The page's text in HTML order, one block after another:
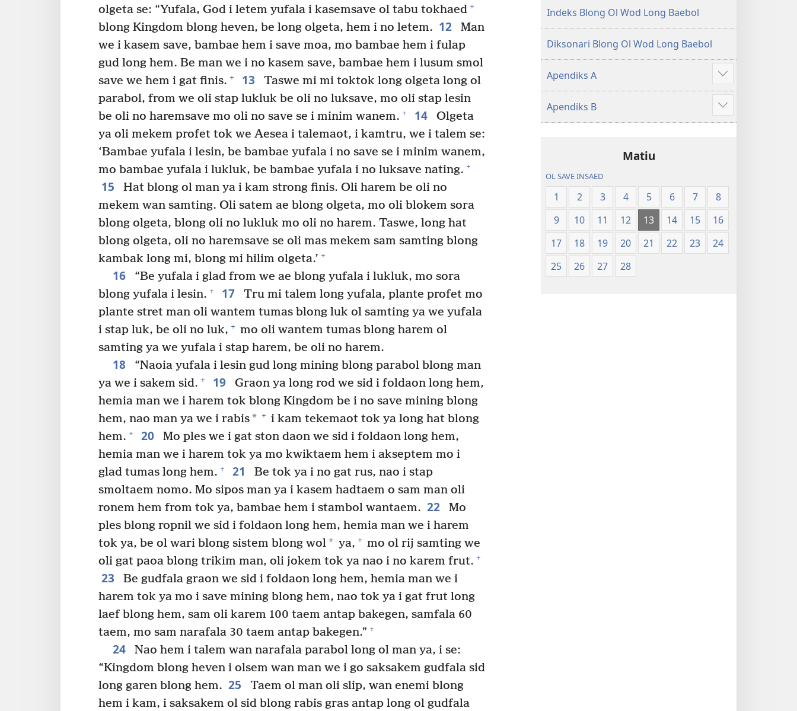
olgeta se: “Yufala, God i letem yufala i kasemsave ol tabu tokhaed +
blong Kingdom blong heven, be long olgeta, hem i no letem. 12
Man
we i kasem save, bambae hem i save moa, mo bambae hem i fulap
gud long hem. Be man we i no kasem save, bambae hem i lusum smol
save we hem i gat finis. + 13
Taswe mi mi toktok long olgeta long ol
parabol, from we oli stap lukluk be oli no luksave, mo oli stap lesin
be oli no haremsave mo oli no save se i minim wanem. + 14
Olgeta
ya oli mekem profet tok we Aesea i talemaot, i kamtru, we i talem se:
‘Bambae yufala i lesin, be bambae yufala i no save se i minim wanem,
mo bambae yufala i lukluk, be bambae yufala i no luksave nating. +
15
Hat blong ol man ya i kam strong finis. Oli harem be oli no
mekem wan samting. Oli satem ae blong olgeta, mo oli blokem sora
blong olgeta, blong oli no lukluk mo oli no harem. Taswe, long hat
blong olgeta, oli no haremsave se oli mas mekem sam samting blong
kambak long mi, blong mi hilim olgeta.’ +
16
“Be yufala i glad from we ae blong yufala i lukluk, mo sora
blong yufala i lesin. + 17
Tru mi talem long yufala, plante profet mo
plante stret man oli wantem tumas blong luk ol samting ya we yufala
i stap luk, be oli no luk, + mo oli wantem tumas blong harem ol
samting ya we yufala i stap harem, be oli no harem.
18
“Naoia yufala i lesin gud long mining blong parabol blong man
ya we i sakem sid. + 19
Graon ya long rod we sid i foldaon long hem,
hemia man we i harem tok blong Kingdom be i no save mining blong
hem, nao man ya we i rabis* + i kam tekemaot tok ya long hat blong
hem. + 20
Mo ples we i gat ston daon we sid i foldaon long hem,
hemia man we i harem tok ya mo kwiktaem hem i akseptem mo i
glad tumas long hem. + 21
Be tok ya i no gat rus, nao i stap
smoltaem nomo. Mo sipos man ya i kasem hadtaem o sam man oli
ronem hem from tok ya, bambae hem i stambol wantaem. 22
Mo
ples blong ropnil we sid i foldaon long hem, hemia man we i harem
tok ya, be ol wari blong sistem blong wol* ya, + mo ol rij samting we
oli gat paoa blong trikim man, oli jokem tok ya nao i no karem frut. +
23
Be gudfala graon we sid i foldaon long hem, hemia man we i
harem tok ya mo i save mining blong hem, nao tok ya i gat frut long
laef blong hem, sam oli karem 100 taem antap bakegen, samfala 60
taem, mo sam narafala 30 taem antap bakegen.” +
24
Nao hem i talem wan narafala parabol long ol man ya, i se:
“Kingdom blong heven i olsem wan man we i go saksakem gudfala sid
long garen blong hem. 25
Taem ol man oli slip, wan enemi blong
hem i kam, i saksakem ol sid blong rabis gras antap long ol gudfala
Indeks Blong Ol Wod Long Baebol
Diksonari Blong Ol Wod Long Baebol
Apendiks A
Sam
moa
Apendiks B
Sam
moa
Matiu
OL SAVE INSAED
1 2 3 4 5 6 7
8
9
10 11 12 13 14 15
16
17
18 19 20 21 22 23
24
25
26 27 28